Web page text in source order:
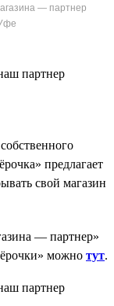
— партнер
предлагает
свой магазин
— партнер»
можно тут.